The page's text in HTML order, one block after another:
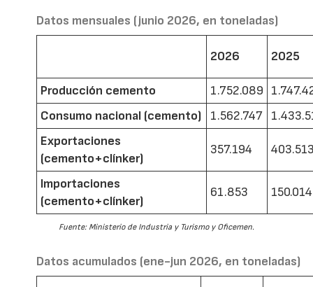
Datos mensuales (junio 2026, en toneladas)
2026 2025
Producción cemento 1.752.089
Consumo nacional (cemento)
1.562.747
Exportaciones
(cemento+clínker)
357.194
Importaciones
(cemento+clínker)
61.853 150.014
Fuente: Ministerio de Industria y Turismo y Oficemen.
Datos acumulados (ene-jun 2026, en toneladas)